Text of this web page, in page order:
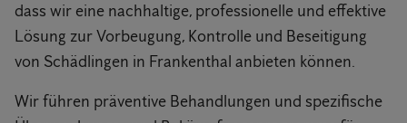
dass wir eine nachhaltige, professionelle und effektive
Lösung zur Vorbeugung, Kontrolle und Beseitigung
von Schädlingen in Frankenthal anbieten können.
Wir führen präventive Behandlungen und spezifische